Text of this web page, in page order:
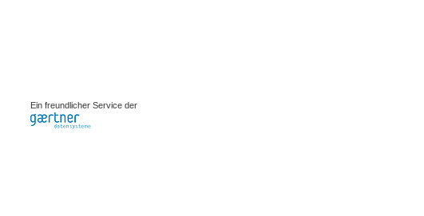
Ein freundlicher Service der